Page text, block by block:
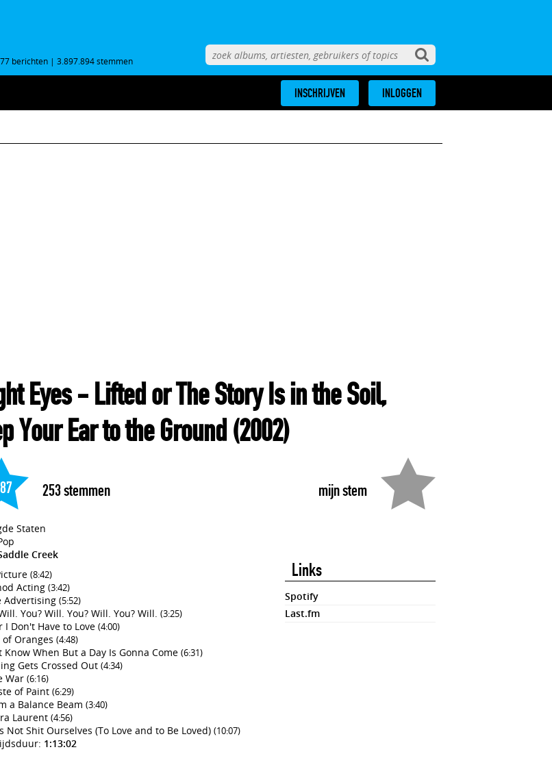
berichten | 3.897.894 stemmen
INSCHRIJVEN INLOGGEN
Eyes- Lifted or The Story Is in the Soil,
Your Ear to the Ground(2002)
mijn stem
253stemmen
Staten
Creek
(8:42)
Acting (3:42)
Advertising (5:52)
You? Will. You? Will. You? Will. (3:25)
I Don't Have to Love (4:00)
of Oranges (4:48)
Know When But a Day Is Gonna Come (6:31)
Gets Crossed Out (4:34)
War (6:16)
of Paint (6:29)
a Balance Beam (3:40)
Laurent (4:56)
Not Shit Ourselves (To Love and to Be Loved) (10:07)
1:13:02
Links
Spotify
Last.fm